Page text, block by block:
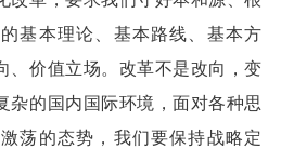
基本理论、基本路线、基本方
、价值立场。改革不是改向，变
杂的国内国际环境，面对各种思
荡的态势，我们要保持战略定